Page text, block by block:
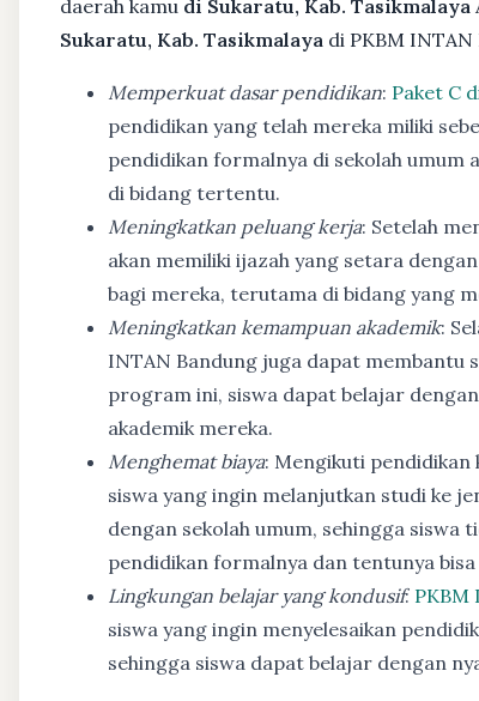
daerah kamu di Sukaratu, Kab. Tasikmalaya
Sukaratu, Kab. Tasikmalaya di PKBM
Memperkuat dasar pendidikan: Paket C
pendidikan yang telah mereka miliki
pendidikan formalnya di sekolah umum
di bidang tertentu.
Meningkatkan peluang kerja: Setelah
akan memiliki ijazah yang setara
bagi mereka, terutama di bidang yang
Meningkatkan kemampuan akademik:
INTAN Bandung juga dapat membantu
program ini, siswa dapat belajar
akademik mereka.
Menghemat biaya: Mengikuti pendidikan
siswa yang ingin melanjutkan studi ke
dengan sekolah umum, sehingga siswa
pendidikan formalnya dan tentunya
Lingkungan belajar yang kondusif: PKBM
siswa yang ingin menyelesaikan
sehingga siswa dapat belajar dengan